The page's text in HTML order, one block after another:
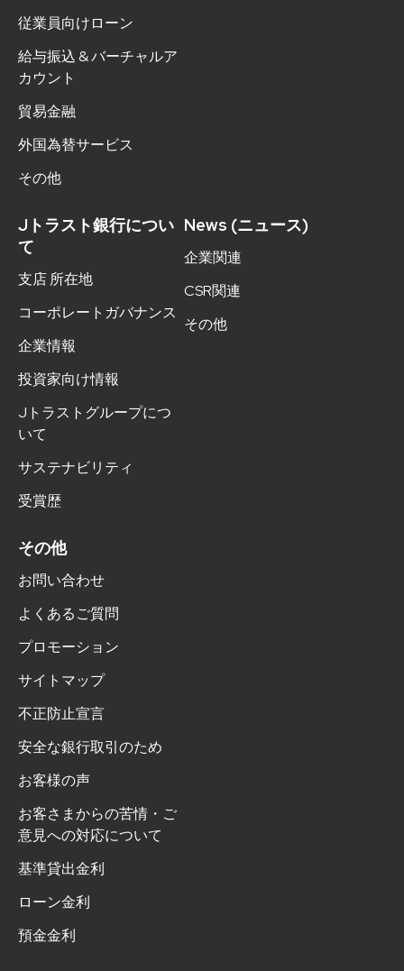
従業員向けローン
給与振込 & バーチャルア
カウント
貿易金融
外国為替サービス
その他
Jトラスト銀行につい
て
支店 所在地
コーポレートガバナンス
企業情報
投資家向け情報
Jトラストグループにつ
いて
サステナビリティ
受賞歴
News (ニュース)
企業関連
CSR関連
その他
その他
お問い合わせ
よくあるご質問
プロモーション
サイトマップ
不正防止宣言
安全な銀行取引のため
お客様の声
お客さまからの苦情・ご
意見への対応について
基準貸出金利
ローン金利
預金金利